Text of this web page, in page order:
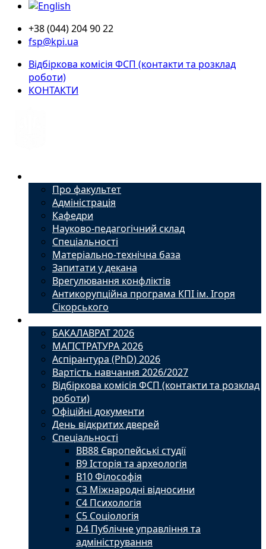
+38 (044) 204 90 22
fsp@kpi.ua
Відбіркова комісія ФСП (контакти та розклад
роботи)
КОНТАКТИ
Про факультет
Адміністрація
Кафедри
Науково-педагогічний склад
Спеціальності
Матеріально-технічна база
Запитати у декана
Врегулювання конфліктів
Антикорупційна програма КПІ ім. Ігоря
Сікорського
БАКАЛАВРАТ 2026
МАГІСТРАТУРА 2026
Аспірантура (PhD) 2026
Вартість навчання 2026/2027
Відбіркова комісія ФСП (контакти та розклад
роботи)
Офіційні документи
День відкритих дверей
Спеціальності
BВ88 Європейські студії
B9 Історія та археологія
B10 Філософія
C3 Міжнародні відносини
C4 Психологія
С5 Соціологія
D4 Публічне управління та
адміністрування